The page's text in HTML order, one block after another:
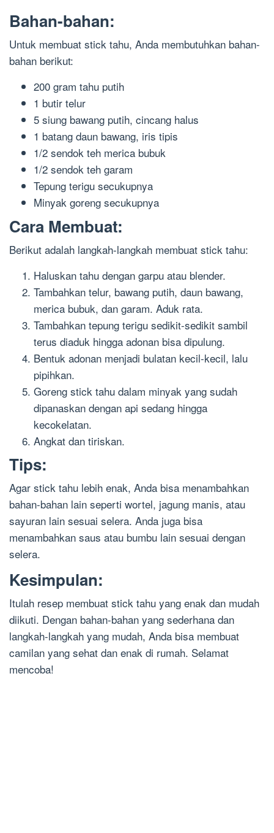
Bahan-bahan:
Untuk membuat stick tahu, Anda membutuhkan bahan-
bahan berikut:
200 gram tahu putih
1 butir telur
5 siung bawang putih, cincang halus
1 batang daun bawang, iris tipis
1/2 sendok teh merica bubuk
1/2 sendok teh garam
Tepung terigu secukupnya
Minyak goreng secukupnya
Cara Membuat:
Berikut adalah langkah-langkah membuat stick tahu:
Haluskan tahu dengan garpu atau blender.
Tambahkan telur, bawang putih, daun bawang,
merica bubuk, dan garam. Aduk rata.
Tambahkan tepung terigu sedikit-sedikit sambil
terus diaduk hingga adonan bisa dipulung.
Bentuk adonan menjadi bulatan kecil-kecil, lalu
pipihkan.
Goreng stick tahu dalam minyak yang sudah
dipanaskan dengan api sedang hingga
kecokelatan.
Angkat dan tiriskan.
Tips:
Agar stick tahu lebih enak, Anda bisa menambahkan
bahan-bahan lain seperti wortel, jagung manis, atau
sayuran lain sesuai selera. Anda juga bisa
menambahkan saus atau bumbu lain sesuai dengan
selera.
Kesimpulan:
Itulah resep membuat stick tahu yang enak dan mudah
diikuti. Dengan bahan-bahan yang sederhana dan
langkah-langkah yang mudah, Anda bisa membuat
camilan yang sehat dan enak di rumah. Selamat
mencoba!